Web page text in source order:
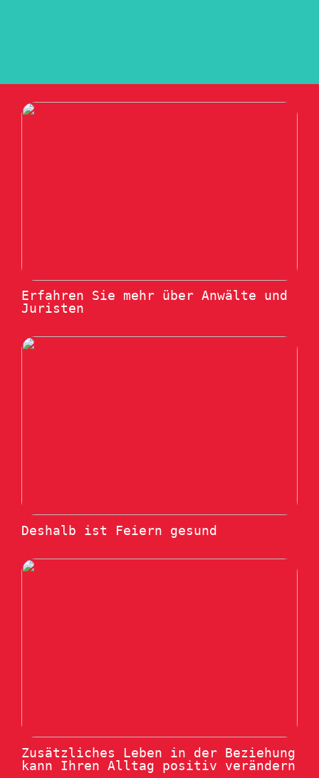
Erfahren Sie mehr über Anwälte und
Juristen
Deshalb ist Feiern gesund
Zusätzliches Leben in der Beziehung
kann Ihren Alltag positiv verändern